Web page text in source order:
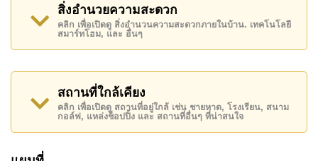
สถานที่สำคัญใกล้ Metro Jomtien Condotel ได้แก่: ติด
ชายหาด, บิ๊กซีพัทยาใต้ , Columbia Pictures Aquaverse
Water Park, Nong Nooch Botanical Gardens , ฟีนิกซ์
โกลด์, ชีจันทร์ กอล์ฟ รีสอร์ท , โรงพยาบาลเมืองพัทยา,
รพ.กรุงเทพจอมเทียน
อสังหาริมทรัพย์นี้มีไว้สำหรับขายในราคา ฿ 3,500,000
บาท คิดเป็น ฿ 63,636 บาทต่อตารางเมตร
โฉนดที่ดินของอสังหาริมทรัพย์นี้อยู่ภายใต้กรรมสิทธิ์ ชื่อ
สิ่งอำนวยความสะดวก
คลิก เพื่อเปิดดู สิ่งอำนวนความสะดวกภายในบ้าน. เทคโนโลยี
สมาร์ทโฮม, และ อื่นๆ
สถานที่ใกล้เคียง
คลิก เพื่อเปิดดู สถานที่อยู่ใกล้ เช่น ชายหาด, โรงเรียน, สนาม
กอล์ฟ, แหล่งช็อปปิ้ง และ สถานที่อื่นๆ ที่น่าสนใจ